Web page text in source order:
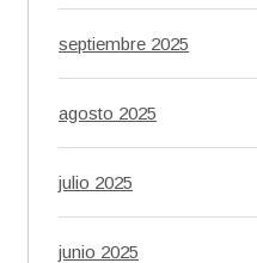
septiembre 2025
agosto 2025
julio 2025
junio 2025